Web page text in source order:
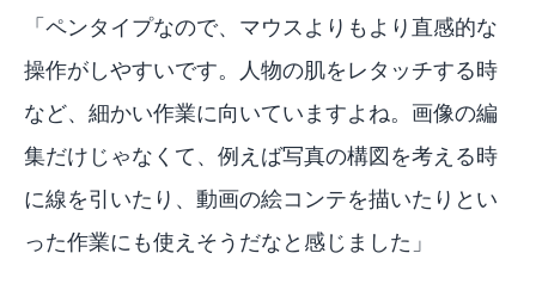
「ペンタイプなので、マウスよりもより直感的な
操作がしやすいです。人物の肌をレタッチする時
など、細かい作業に向いていますよね。画像の編
集だけじゃなくて、例えば写真の構図を考える時
に線を引いたり、動画の絵コンテを描いたりとい
った作業にも使えそうだなと感じました」